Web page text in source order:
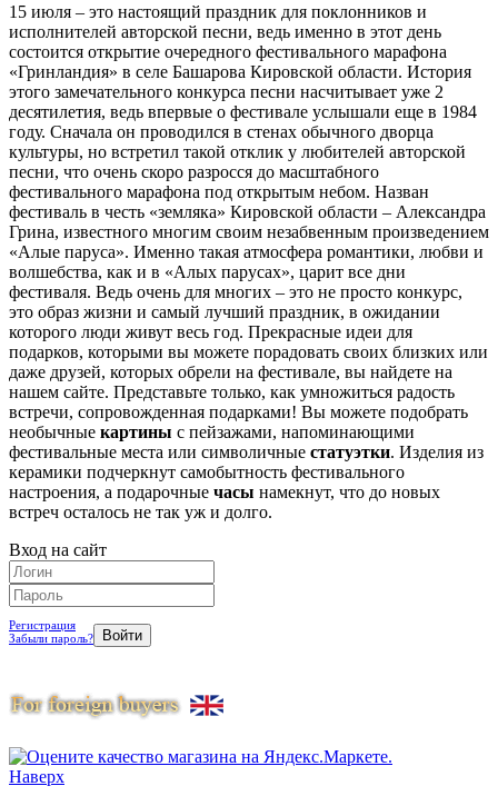
15 июля – это настоящий праздник для поклонников и
исполнителей авторской песни, ведь именно в этот день
состоится открытие очередного фестивального марафона
«Гринландия» в селе Башарова Кировской области. История
этого замечательного конкурса песни насчитывает уже 2
десятилетия, ведь впервые о фестивале услышали еще в 1984
году. Сначала он проводился в стенах обычного дворца
культуры, но встретил такой отклик у любителей авторской
песни, что очень скоро разросся до масштабного
фестивального марафона под открытым небом. Назван
фестиваль в честь «земляка» Кировской области – Александра
Грина, известного многим своим незабвенным произведением
«Алые паруса». Именно такая атмосфера романтики, любви и
волшебства, как и в «Алых парусах», царит все дни
фестиваля. Ведь очень для многих – это не просто конкурс,
это образ жизни и самый лучший праздник, в ожидании
которого люди живут весь год. Прекрасные идеи для
подарков, которыми вы можете порадовать своих близких или
даже друзей, которых обрели на фестивале, вы найдете на
нашем сайте. Представьте только, как умножиться радость
встречи, сопровожденная подарками! Вы можете подобрать
необычные картины с пейзажами, напоминающими
фестивальные места или символичные статуэтки. Изделия из
керамики подчеркнут самобытность фестивального
настроения, а подарочные часы намекнут, что до новых
встреч осталось не так уж и долго.
Вход на сайт
Регистрация
Забыли пароль?
Наверх